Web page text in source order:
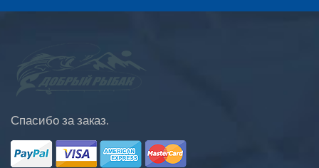
Спасибо за заказ.